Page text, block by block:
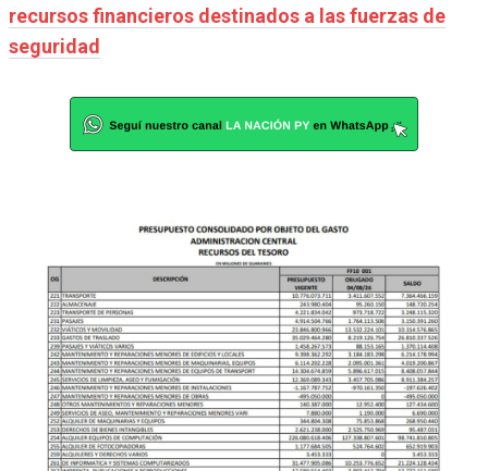
recursos financieros destinados a las fuerzas de
seguridad